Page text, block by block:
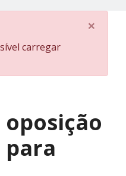
×
carregar
para